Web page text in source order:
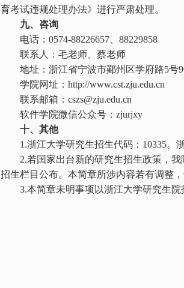
育考试违规处理办法》进行严肃处理。
九、咨询
电话： 0574-88226657
88229858
联系人：毛老师、蔡老师
地址：浙江省宁波市鄞州区学府路5号9
学院网址： http://www.cst.zju.edu.cn
联系邮箱： cszs@zju.edu.cn
软件学院微信公众号： zjurjxy
十、其他
1.浙江大学研究生招生代码： 10335。
2.若国家出台新的研究生招生政策，
招生栏目公布。本简章所涉内容若有调整
3.本简章未明事项以浙江大学研究生院